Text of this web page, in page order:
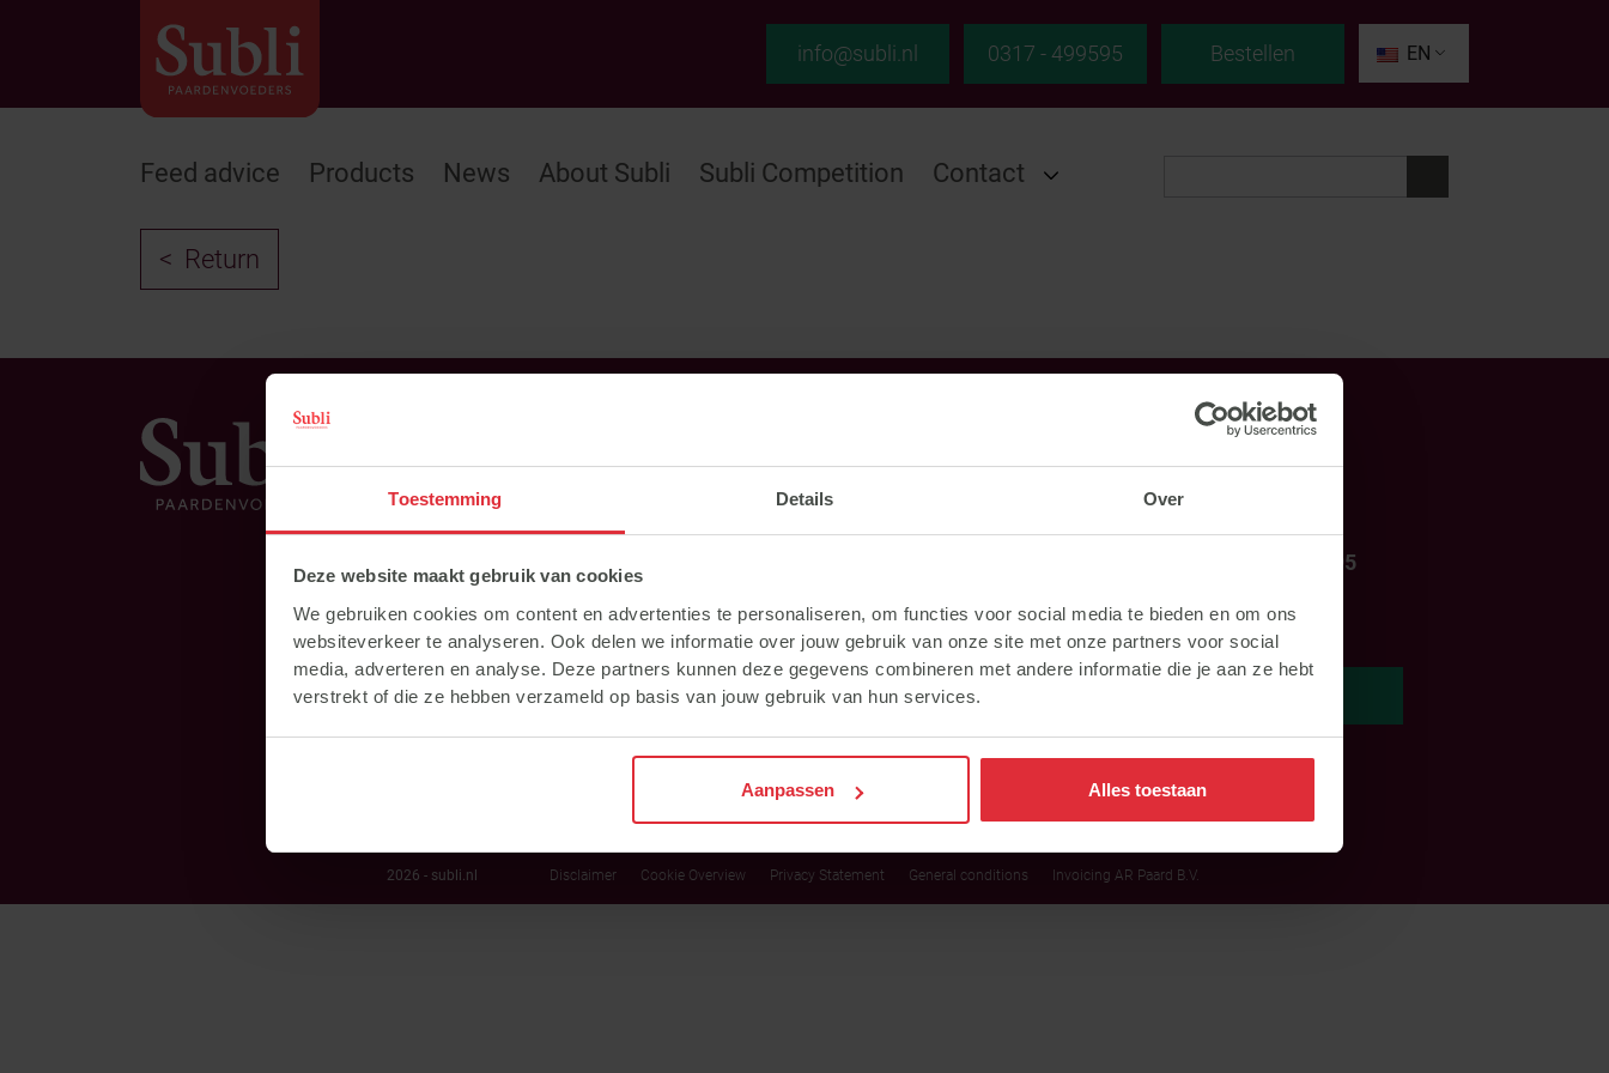
Toestemming Details Over
Deze website maakt gebruik van cookies
We gebruiken cookies om content en advertenties te personaliseren, om functies voor social media te bieden en om ons
websiteverkeer te analyseren. Ook delen we informatie over jouw gebruik van onze site met onze partners voor social
media, adverteren en analyse. Deze partners kunnen deze gegevens combineren met andere informatie die je aan ze hebt
verstrekt of die ze hebben verzameld op basis van jouw gebruik van hun services.
Aanpassen Alles toestaan
info@subli.nl 0317 - 499595 Bestellen EN
Feed advice Products News About Subli Subli Competition Contact
Return
Subli Competition
News
Advisors
Points of sale
Contact
+31 (0)317 - 499595
info@subli.nl
2026 - subli.nl Disclaimer Cookie Overview Privacy Statement General conditions Invoicing AR Paard B.V.